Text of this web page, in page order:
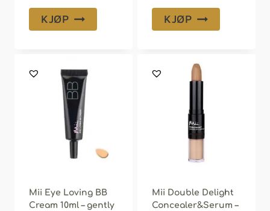
KJØP KJØP
Mii Eye Loving BB
Cream 10ml – gently
Mii Double Delight
Concealer&Serum –